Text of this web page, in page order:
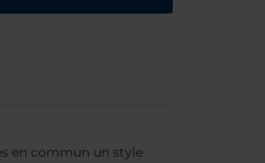
en commun un style